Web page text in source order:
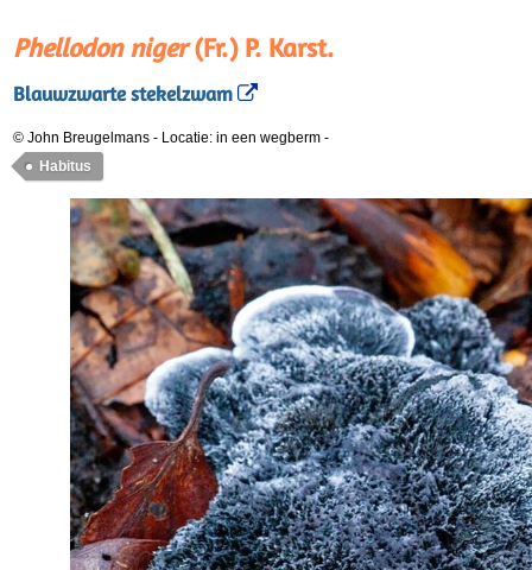
Phellodon niger(Fr.) P. Karst.
Blauwzwarte stekelzwam
© John Breugelmans - Locatie: in een wegberm -
Habitus